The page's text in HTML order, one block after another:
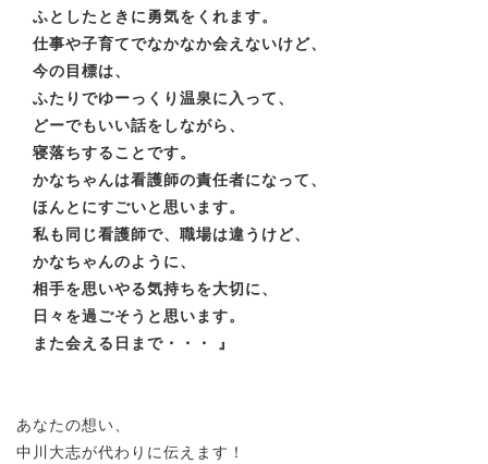
ふとしたときに勇気をくれます。
仕事や子育てでなかなか会えないけど、
今の目標は、
ふたりでゆーっくり温泉に入って、
どーでもいい話をしながら、
寝落ちすることです。
かなちゃんは看護師の責任者になって、
ほんとにすごいと思います。
私も同じ看護師で、職場は違うけど、
かなちゃんのように、
相手を思いやる気持ちを大切に、
日々を過ごそうと思います。
また会える日まで・・・ 』
あなたの想い、
中川大志が代わりに伝えます！